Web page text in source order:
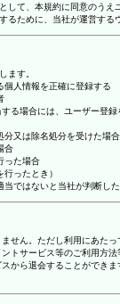
て、本規約に同意のうえ
ために、当社が運営する
ます。
個人情報を正確に登録する
る場合には、ユーザー登
分又は除名処分を受けた場合
合
った場合
ったとき）
当ではないと当社が判断し
せん。ただし利用にあた
トサービス等のご利用方
から退会することができ